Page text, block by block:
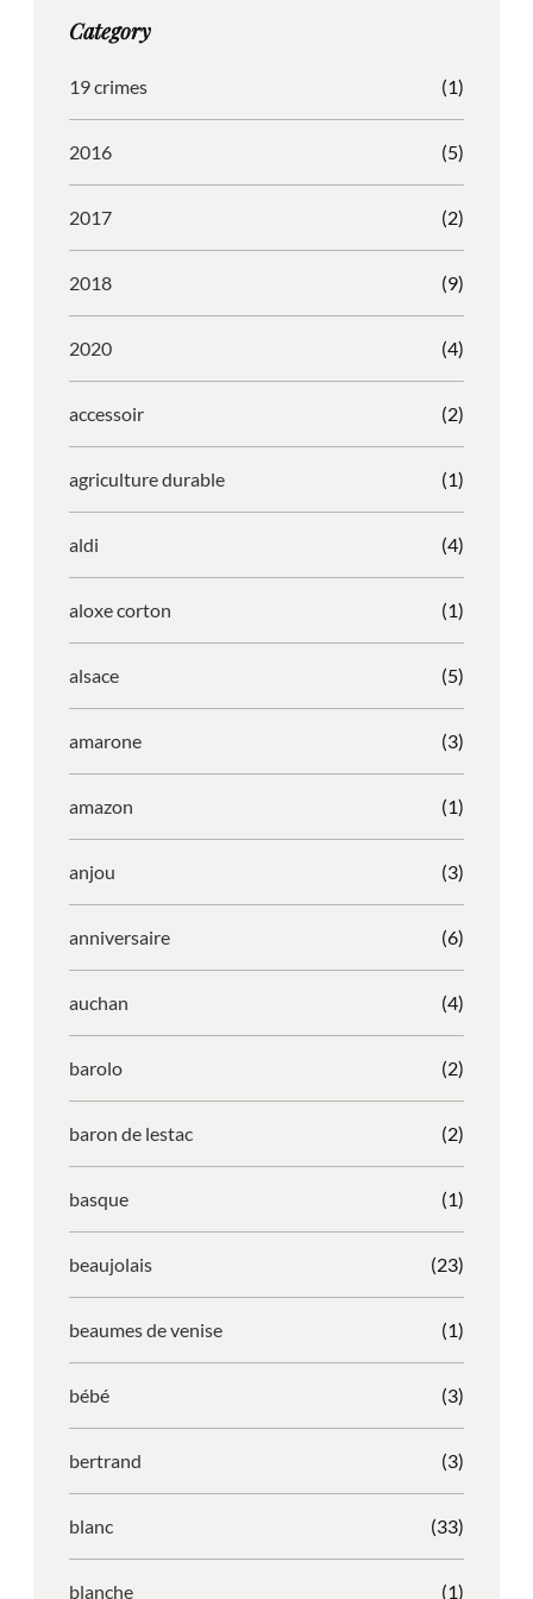
r
m
o
Category
19 crimes (1)
2016 (5)
2017 (2)
2018 (9)
2020 (4)
accessoir (2)
agriculture durable (1)
aldi (4)
aloxe corton (1)
alsace (5)
amarone (3)
amazon (1)
anjou (3)
anniversaire (6)
auchan (4)
barolo (2)
baron de lestac (2)
basque (1)
beaujolais (23)
beaumes de venise (1)
bébé (3)
bertrand (3)
blanc (33)
blanche (1)